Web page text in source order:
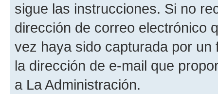
sigue las instrucciones. Si no
dirección de correo electrónico
vez haya sido capturada por
la dirección de e-mail que
a La Administración.